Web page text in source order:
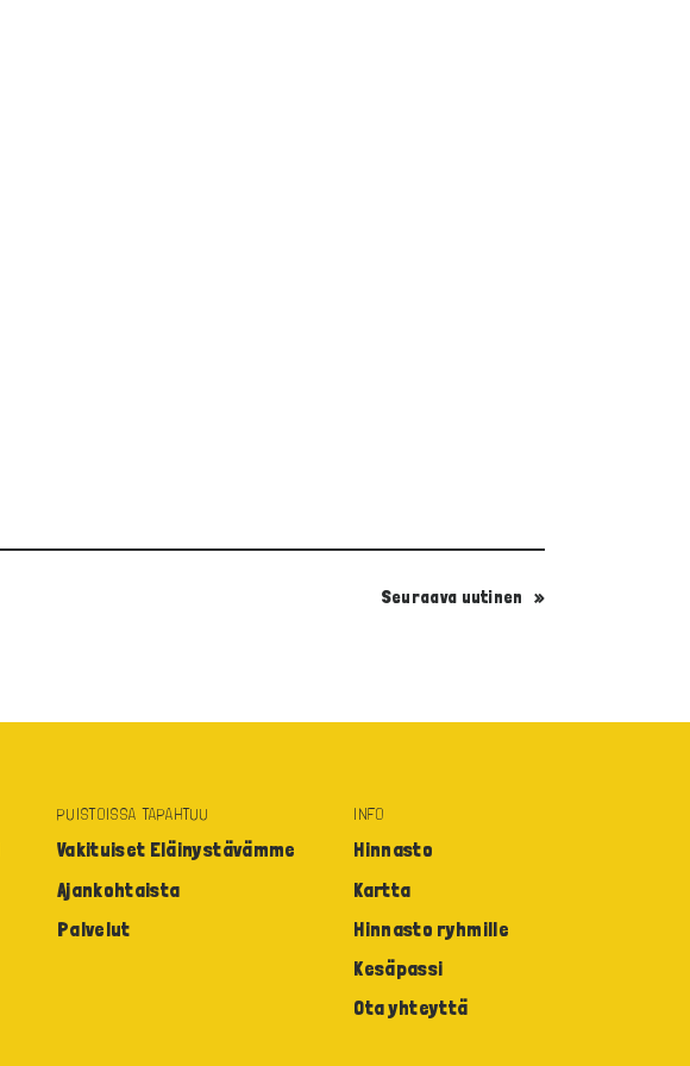
Seuraava uutinen
PUISTOISSA TAPAHTUU
Vakituiset Eläinystävämme
Ajankohtaista
Palvelut
INFO
Hinnasto
Kartta
Hinnasto ryhmille
Kesäpassi
Ota yhteyttä